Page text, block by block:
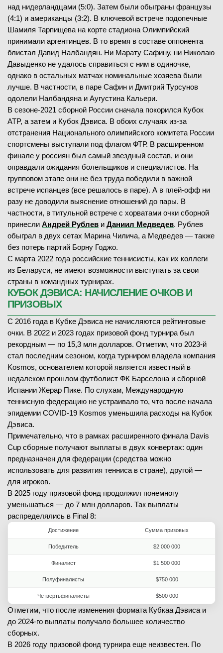
08.02.2026
ЗАВЕРШЁН
—
В
K. Megalemos
M. Aleksovski
1-й сет 710-68
2-й сет 6-
08.02.2026
ЗАВЕРШЁН
—
R. Calzi
В O. Ovcharenko(570)
1-й сет 4-6
2-й сет 4-6
08.02.2026 —
Фабиан Марожан
Томми Пол(21)
08.02.2026
ЗАВЕРШЁН
—
M. Fuele(758)
В Эмилио Нава (94)
1-й сет 2- 6
08.02.2026 —
Сумит Нагал
1-й сет 7-5
-6
4-6
над нидерландцами (5:0). Затем были обыграны французы
(4:1) и американцы (3:2). В ключевой встрече подопечные
Шамиля Тарпищева на корте стадиона Олимпийский
принимали аргентинцев. В то время в составе оппонента
блистал Давид Налбандян. Ни Марату Сафину, ни Николаю
Давыденко не удалось справиться с ним в одиночке,
однако в остальных матчах номинальные хозяева были
лучше. В частности, в паре Сафин и Дмитрий Турсунов
одолели Налбандяна и Аугустина Кальери.
В сезоне-2021 сборной России сначала покорился Кубок
ATP, а затем и Кубок Дэвиса. В обоих случаях из-за
отстранения Национального олимпийского комитета России
спортсмены выступали под флагом ФТР. В расширенном
финале у россиян был самый звездный состав, и они
оправдали ожидания болельщиков и специалистов. На
групповом этапе они не без труда победили в важной
встрече испанцев (все решалось в паре). А в плей-офф ни
разу не доводили выяснение отношений до пары. В
частности, в титульной встрече с хорватами очки сборной
принесли Андрей Рублев и Даниил Медведев. Рублев
обыграл в двух сетах Марина Чилича, а Медведев — также
без потерь партий Борну Годжо.
С марта 2022 года российские теннисисты, как их коллеги
из Беларуси, не имеют возможности выступать за свои
страны в командных турнирах.
КУБОК ДЭВИСА: НАЧИСЛЕНИЕ ОЧКОВ И
ПРИЗОВЫХ
С 2016 года в Кубке Дэвиса не начисляются рейтинговые
очки. В 2022 и 2023 годах призовой фонд турнира был
рекордным — по 15,3 млн долларов. Отметим, что 2023-й
стал последним сезоном, когда турниром владела компания
Kosmos, основателем которой является известный в
недалеком прошлом футболист ФК Барселона и сборной
Испании Жерар Пике. По слухам, Международную
теннисную федерацию не устраивало то, что после начала
эпидемии COVID-19 Kosmos уменьшила расходы на Кубок
Дэвиса.
Примечательно, что в рамках расширенного финала Davis
Cup сборные получают выплаты в двух конвертах: один
предназначен для федерации (средства можно
использовать для развития тенниса в стране), другой —
для игроков.
В 2025 году призовой фонд продолжил понемногу
уменьшаться — до 7 млн долларов. Так выплаты
распределялись в Final 8:
Достижение Сумма призовых
Победитель $2 000 000
Финалист $1 500 000
Полуфиналисты $750 000
Четвертьфиналисты $500 000
Отметим, что после изменения формата Кубкаа Дэвиса и
до 2024-го выплаты получало большее количество
сборных.
В 2026 году призовой фонд турнира еще неизвестен. По